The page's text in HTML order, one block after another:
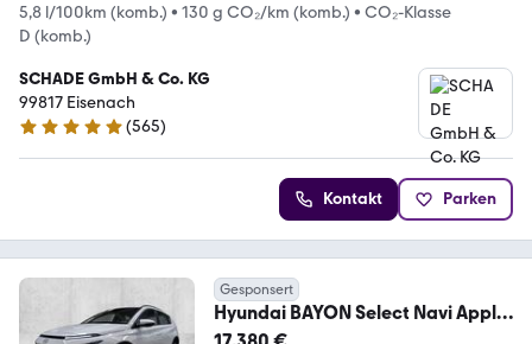
5,8 l/100km (komb.) • 130 g CO₂/km (komb.) • CO₂-Klasse
D (komb.)
SCHADE GmbH & Co. KG
99817 Eisenach
4.8 Sterne
(565)
Kontakt Parken
Gesponsert
Hyundai BAYON Select Navi Apple
CarPlay Android Auto Fah